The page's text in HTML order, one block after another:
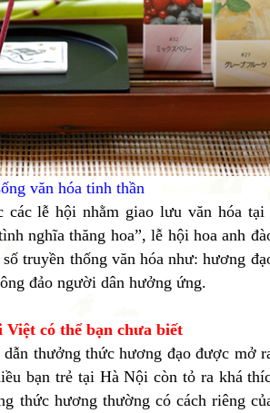
văn hóa tinh thần
lễ hội nhằm giao lưu văn hóa tại
nghĩa thăng hoa”, lễ hội hoa anh
truyền thống văn hóa như: hương
đảo người dân hưởng ứng.
có thể bạn chưa biết
thưởng thức hương đạo được mở
bạn trẻ tại Hà Nội còn tỏ ra khá
thức hương thường có cách riêng